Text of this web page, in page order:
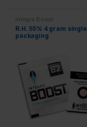
Integra Boost
R.H. 55% 4 gram single
packaging